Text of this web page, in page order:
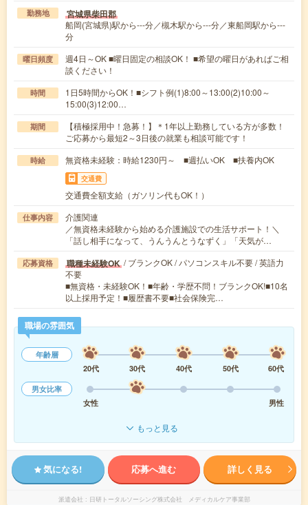
勤務地 宮城県柴田郡
船岡(宮城県)駅から---分／槻木駅から---分／東船岡駅から---
分
曜日頻度
週4日～OK ■曜日固定の相談OK！ ■希望の曜日があればご相
談ください！
時間
1日5時間からOK！■シフト例(1)8:00～13:00(2)10:00～
15:00(3)12:00…
期間
【積極採用中！急募！】＊1年以上勤務している方が多数！
ご応募から最短2～3日後の就業も相談可能です！
時給 無資格未経験：時給1230円～ ■週払いOK ■扶養内OK
交通費
交通費全額支給（ガソリン代もOK！）
仕事内容
介護関連
／無資格未経験から始める介護施設での生活サポート！＼
「話し相手になって、うんうんとうなずく」「天気が…
応募資格 職種未経験OK / ブランクOK / パソコンスキル不要 / 英語力
不要
■無資格・未経験OK！■年齢・学歴不問！ブランクOK!■10名
以上採用予定！■履歴書不要■社会保険完…
職場の雰囲気
年齢層
20代
30代 40代 50代
60代
男女比率
女性
男性
もっと見る
気になる! 応募へ進む 詳しく見る
派遣会社 日研トータルソーシング株式会社 メディカルケア事業部